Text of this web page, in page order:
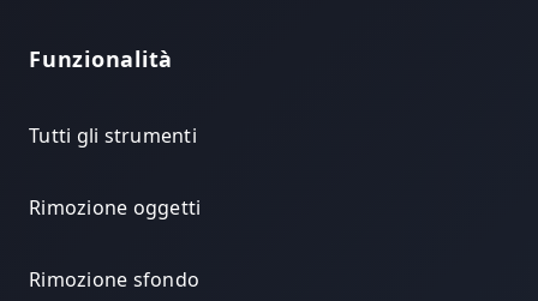
Funzionalità
Tutti gli strumenti
Rimozione oggetti
Rimozione sfondo